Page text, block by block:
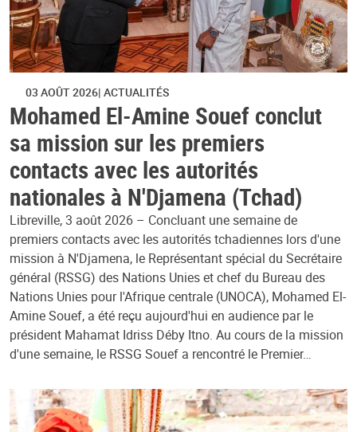
03 AOÛT 2026 ACTUALITÉS
Mohamed El-Amine Souef conclut
sa mission sur les premiers
contacts avec les autorités
nationales à N'Djamena (Tchad)
Libreville, 3 août 2026 – Concluant une semaine de
premiers contacts avec les autorités tchadiennes lors d'une
mission à N'Djamena, le Représentant spécial du Secrétaire
général (RSSG) des Nations Unies et chef du Bureau des
Nations Unies pour l'Afrique centrale (UNOCA), Mohamed El-
Amine Souef, a été reçu aujourd'hui en audience par le
président Mahamat Idriss Déby Itno. Au cours de la mission
d'une semaine, le RSSG Souef a rencontré le Premier…